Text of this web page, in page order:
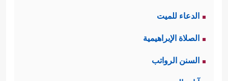
الدعاء للميت
الصلاة الإبراهيمية
السنن الرواتب